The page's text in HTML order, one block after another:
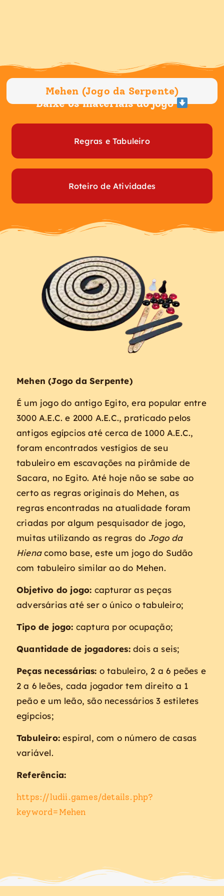
Mehen (Jogo da Serpente)
Baixe os materiais do jogo
Regras e Tabuleiro
Roteiro de Atividades
Mehen (Jogo da Serpente)
É um jogo do antigo Egito, era popular entre
3000 A.E.C. e 2000 A.E.C., praticado pelos
antigos egípcios até cerca de 1000 A.E.C.,
foram encontrados vestígios de seu
tabuleiro em escavações na pirâmide de
Sacara, no Egito. Até hoje não se sabe ao
certo as regras originais do Mehen, as
regras encontradas na atualidade foram
criadas por algum pesquisador de jogo,
muitas utilizando as regras do Jogo da
Hienacomo base, este um jogo do Sudão
com tabuleiro similar ao do Mehen.
Objetivo do jogo: capturar as peças
adversárias até ser o único o tabuleiro;
Tipo de jogo: captura por ocupação;
Quantidade de jogadores:dois a seis;
Peças necessárias: o tabuleiro, 2 a 6 peões e
2 a 6 leões, cada jogador tem direito a 1
peão e um leão, são necessários 3 estiletes
egípcios;
Tabuleiro: espiral, com o número de casas
variável.
Referência:
https://ludii.games/details.php?
keyword=Mehen